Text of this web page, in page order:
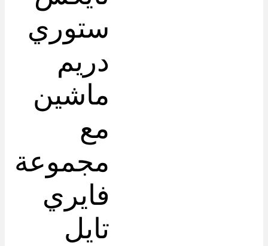
ستوري
دريم
ماشين
مع
مجموعة
فايري
تايل